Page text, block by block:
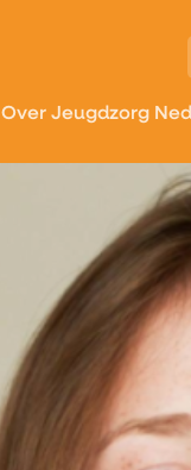
Over Jeugdzorg